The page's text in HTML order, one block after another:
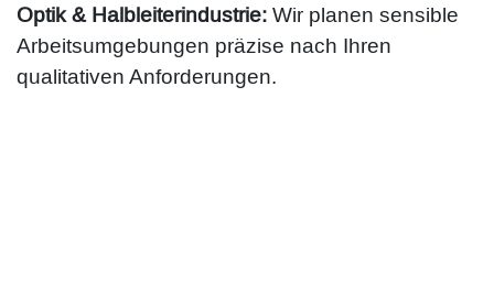
Optik & Halbleiterindustrie: Wir planen sensible
Arbeitsumgebungen präzise nach Ihren
qualitativen Anforderungen.